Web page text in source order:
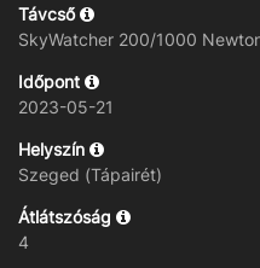
Távcső
SkyWatcher 200/1000
Időpont
2023-05-21
Helyszín
Szeged (Tápairét)
Átlátszóság
4